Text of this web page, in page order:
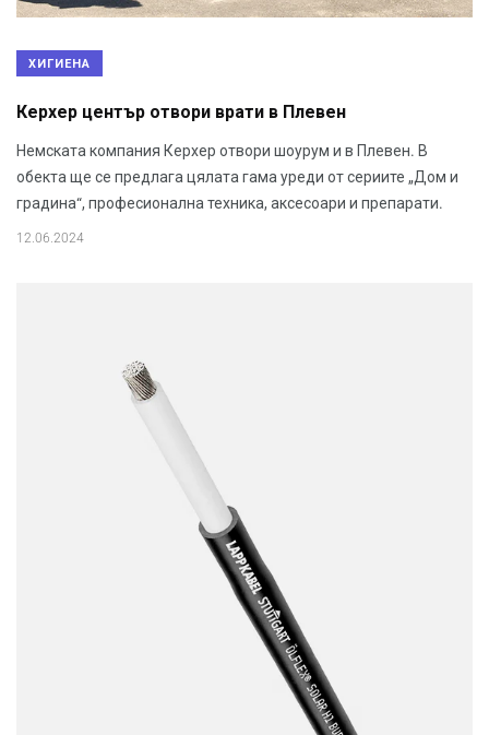
ХИГИЕНА
Керхер център отвори врати в Плевен
Немската компания Керхер отвори шоурум и в Плевен. В
обекта ще се предлага цялата гама уреди от сериите „Дом и
градина“, професионална техника, аксесоари и препарати.
12.06.2024